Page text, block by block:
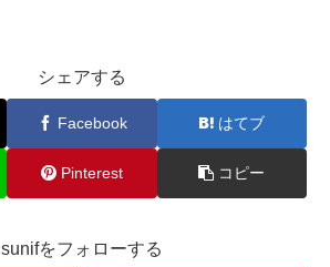
シェアする
Facebook はてブ
Pinterest コピー
sunifをフォローする